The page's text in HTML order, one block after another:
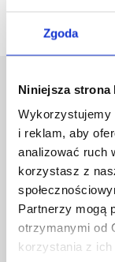
Zgoda
Niniejsza
Wykorzystujemy
i reklam, aby
analizować ruch
korzystasz z
Partnerzy mogą
otrzymanymi od
korzystania z ich
Al.
35-
Pomiń
nawigację
przejdź
do
treści
Polityka prywatności
Mapa serwisu
Biblioteka
Wydawnictwo
Covid info
Studia podyplomowe